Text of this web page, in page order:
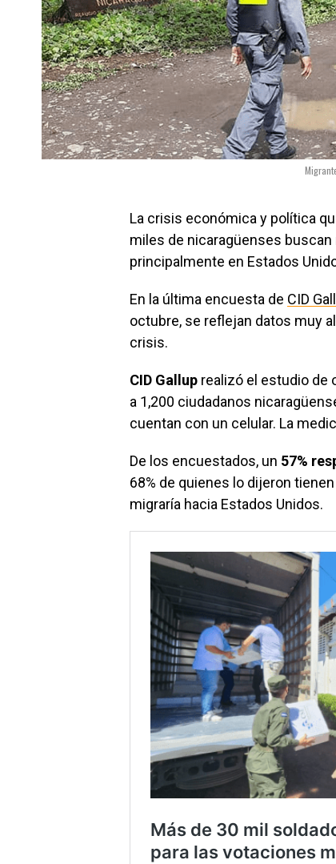
La crisis económica y política
miles de nicaragüenses
principalmente en Estados
En la última encuesta de CID
octubre, se reflejan datos muy
crisis.
CID Gallup realizó el estudio de
a 1,200 ciudadanos
cuentan con un celular. La
De los encuestados, un 57%
68% de quienes lo dijeron
migraría hacia Estados Unidos.